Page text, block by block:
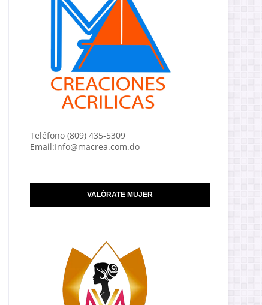
Teléfono (809) 435-5309
Email:Info@macrea.com.do
VALÓRATE MUJER